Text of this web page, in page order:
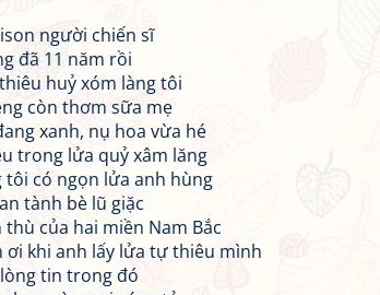
người chiến sĩ
đã 11 năm rồi
huỷ xóm làng tôi
còn thơm sữa mẹ
xanh, nụ hoa vừa hé
trong lửa quỷ xâm lăng
tôi có ngọn lửa anh hùng
tành bè lũ giặc
của hai miền Nam Bắc
ơi khi anh lấy lửa tự thiêu mình
tin trong đó